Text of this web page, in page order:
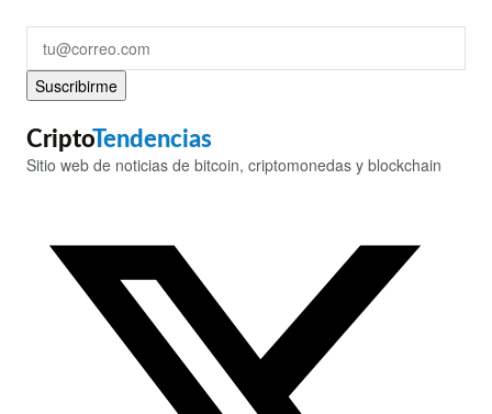
Suscribirme
CriptoTendencias
Sitio web de noticias de bitcoin, criptomonedas y blockchain